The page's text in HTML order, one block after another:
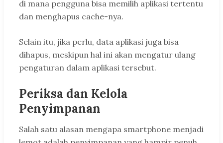
di mana pengguna bisa memilih aplikasi tertentu
dan menghapus cache-nya.
Selain itu, jika perlu, data aplikasi juga bisa
dihapus, meskipun hal ini akan mengatur ulang
pengaturan dalam aplikasi tersebut.
Periksa dan Kelola
Penyimpanan
Salah satu alasan mengapa smartphone menjadi